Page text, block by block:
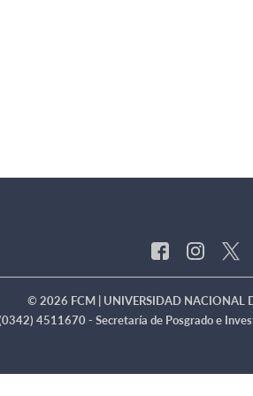
© 2026 FCM | UNIVERSIDAD NACIONAL
4511670 - Secretaría de Posgrado e